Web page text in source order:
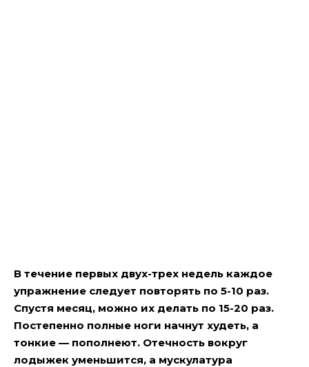
В течение первых двух-трех недель каждое
упражнение следует повторять по 5-10 раз.
Спустя месяц, можно их делать по 15-20 раз.
Постепенно полные ноги начнут худеть, а
тонкие — пополнеют. Отечность вокруг
лодыжек уменьшится, а мускулатура